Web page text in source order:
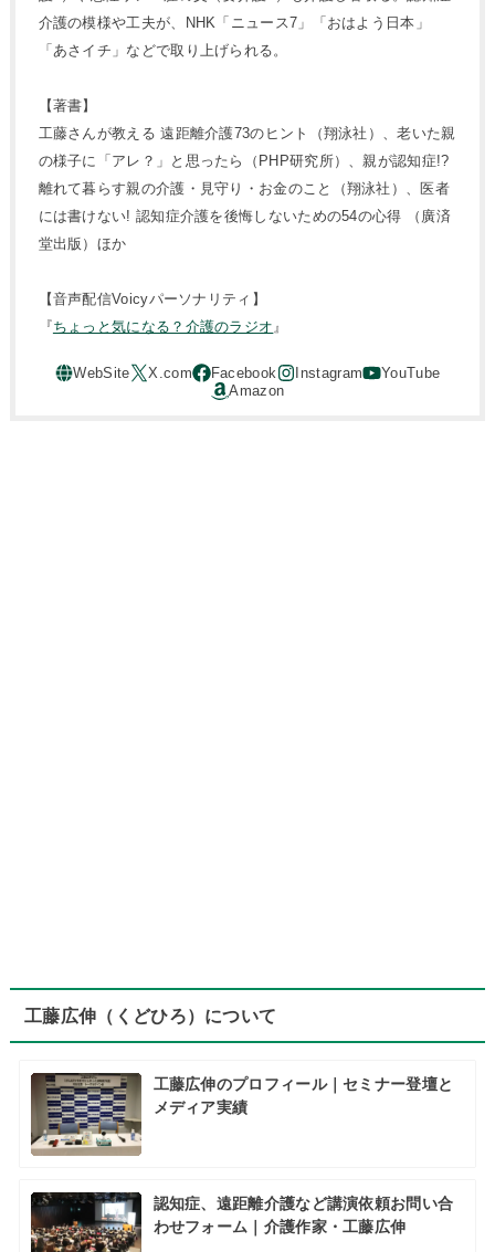
介護の模様や工夫が、NHK「ニュース7」「おはよう日本」
「あさイチ」などで取り上げられる。
【著書】
工藤さんが教える 遠距離介護73のヒント（翔泳社）、老いた親
の様子に「アレ？」と思ったら（PHP研究所）、親が認知症!?
離れて暮らす親の介護・見守り・お金のこと（翔泳社）、医者
には書けない! 認知症介護を後悔しないための54の心得 （廣済
堂出版）ほか
【音声配信Voicyパーソナリティ】
『ちょっと気になる？介護のラジオ 』
工藤広伸（くどひろ）について
工藤広伸のプロフィール｜セミナー登壇と
メディア実績
認知症、遠距離介護など講演依頼お問い合
わせフォーム｜介護作家・工藤広伸